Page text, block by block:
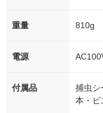
重量 810g
電源
付属品
捕虫シ
本・ビ